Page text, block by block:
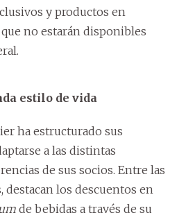
y productos en
no estarán disponibles
estilo de vida
ha estructurado sus
a las distintas
de sus socios. Entre las
destacan los descuentos en
de bebidas a través de su